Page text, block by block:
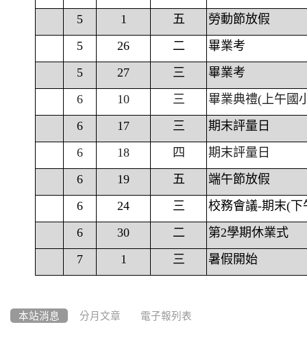
5
1 五
勞動節放假
5
26 二
畢業考
5
27 三
畢業考
6
10 三
畢業典禮(上午國
6
17 三
期末評量日
6
18 四
期末評量日
6
19 五
端午節放假
6
24 三
校務會議-期末(下
6
30 二
第2學期休業式
7
1 三 暑假開始
本站消息 分月文章 電子報列表